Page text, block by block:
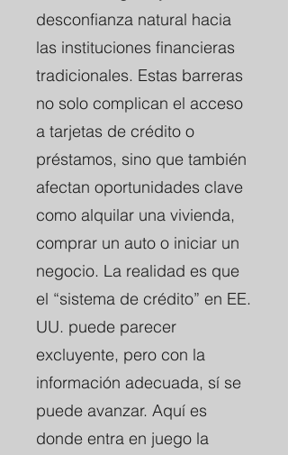
desconfianza natural hacia
las instituciones financieras
tradicionales. Estas barreras
no solo complican el acceso
a tarjetas de crédito o
préstamos, sino que también
afectan oportunidades clave
como alquilar una vivienda,
comprar un auto o iniciar un
negocio. La realidad es que
el “sistema de crédito” en EE.
UU. puede parecer
excluyente, pero con la
información adecuada, sí se
puede avanzar. Aquí es
donde entra en juego la